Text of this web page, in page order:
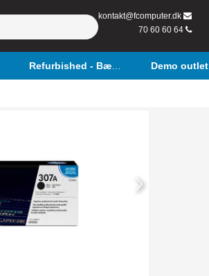
kontakt@fcomputer.dk
70 60 60 64
Refurbished - Bærbar Demo outlet